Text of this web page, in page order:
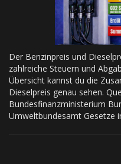
Der Benzinpreis und
zahlreiche Steuern und
Übersicht kannst du die
Dieselpreis genau sehen.
Bundesfinanzministerium
Umweltbundesamt Gesetze